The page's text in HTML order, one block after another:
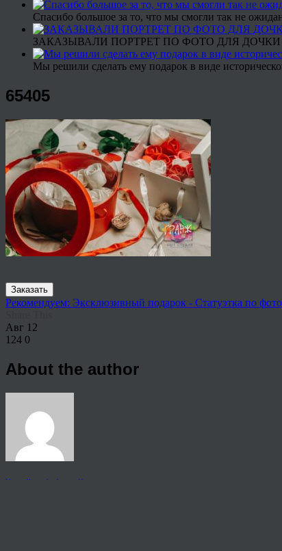
Спасибо большое за то, что мы смогли так не
ЗАКАЗЫВАЛИ ПОРТРЕТ ПО ФОТО ДЛЯ
Мы решили сделать ему подарок в виде
65405
Заказать
Рекомендуем: Эксклюзивный подарок - Статуэтка по
Авг 12
124 0
About the author
View all articles by rauffri